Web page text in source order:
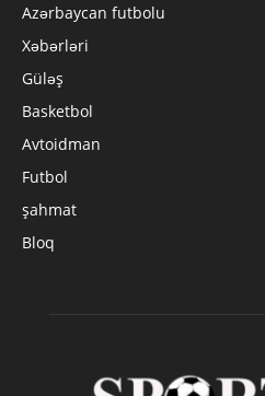
Azərbaycan futbolu
Xəbərləri
Güləş
Basketbol
Avtoidman
Futbol
şahmat
Bloq